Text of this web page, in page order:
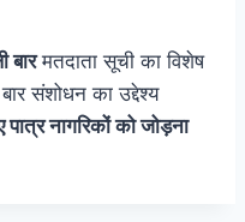
बारमतदाता सूची का विशेष
संशोधन का उद्देश्य
पात्र नागरिकों को जोड़ना